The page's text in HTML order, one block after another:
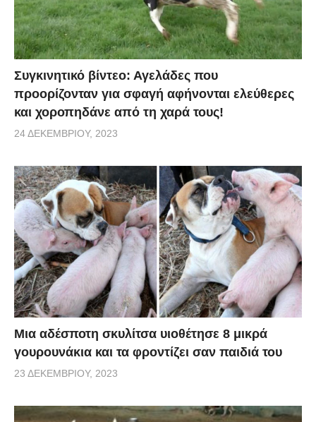
Συγκινητικό βίντεο: Αγελάδες που
προορίζονταν για σφαγή αφήνονται ελεύθερες
και χοροπηδάνε από τη χαρά τους!
24 ΔΕΚΕΜΒΡΊΟΥ, 2023
Μια αδέσποτη σκυλίτσα υιοθέτησε 8 μικρά
γουρουνάκια και τα φροντίζει σαν παιδιά του
23 ΔΕΚΕΜΒΡΊΟΥ, 2023